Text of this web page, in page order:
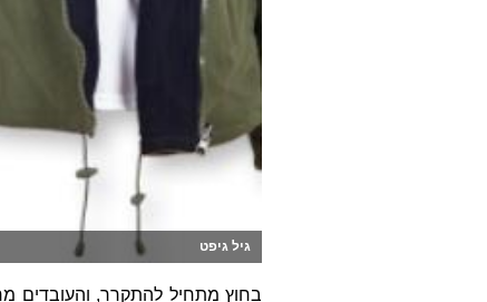
גיל גיפט
בחוץ מתחיל להתקרר, והעובדים